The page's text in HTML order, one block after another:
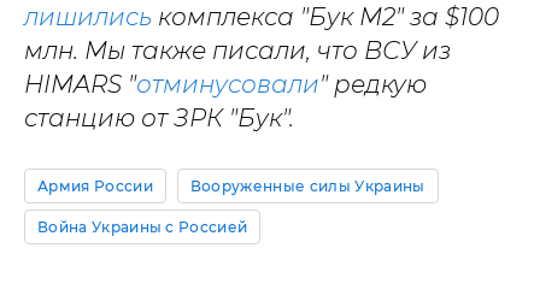
лишились комплекса "Бук М2" за $100
млн. Мы также писали, что ВСУ из
HIMARS "отминусовали" редкую
станцию от ЗРК "Бук".
Армия России Вооруженные силы Украины
Война Украины с Россией